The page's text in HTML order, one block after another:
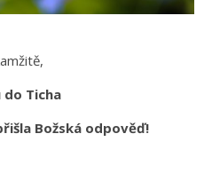
Ticha
Božská odpověď!